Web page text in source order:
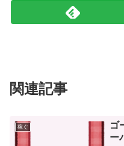
関連記事
稼ぐ
ゴ
ー